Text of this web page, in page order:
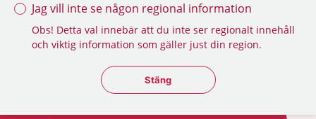
Jag vill inte se någon regional information
Obs! Detta val innebär att du inte ser regionalt innehåll
och viktig information som gäller just din region.
Stäng regionsväljaren
Stäng